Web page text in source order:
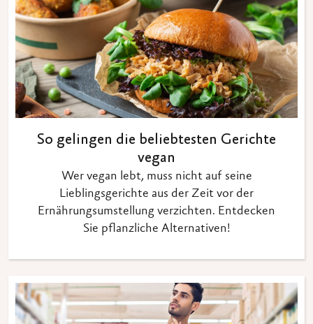
So gelingen die beliebtesten Gerichte
vegan
Wer vegan lebt, muss nicht auf seine
Lieblingsgerichte aus der Zeit vor der
Ernährungsumstellung verzichten. Entdecken
Sie pflanzliche Alternativen!